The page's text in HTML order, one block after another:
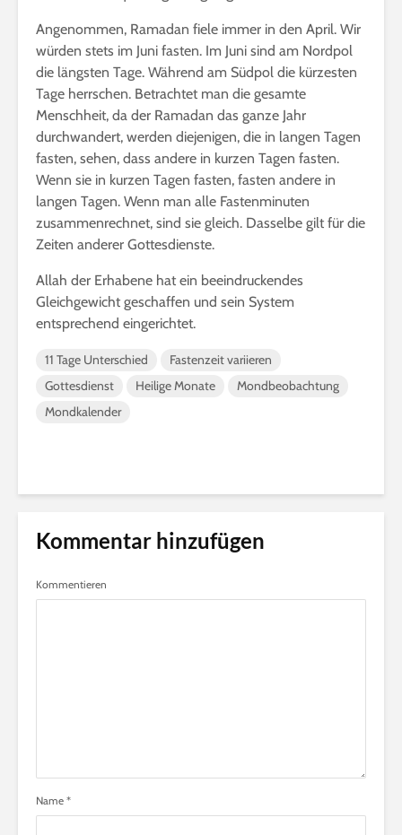
Angenommen, Ramadan fiele immer in den April. Wir
würden stets im Juni fasten. Im Juni sind am Nordpol
die längsten Tage. Während am Südpol die kürzesten
Tage herrschen. Betrachtet man die gesamte
Menschheit, da der Ramadan das ganze Jahr
durchwandert, werden diejenigen, die in langen Tagen
fasten, sehen, dass andere in kurzen Tagen fasten.
Wenn sie in kurzen Tagen fasten, fasten andere in
langen Tagen. Wenn man alle Fastenminuten
zusammenrechnet, sind sie gleich. Dasselbe gilt für die
Zeiten anderer Gottesdienste.
Allah der Erhabene hat ein beeindruckendes
Gleichgewicht geschaffen und sein System
entsprechend eingerichtet.
11 Tage Unterschied
Fastenzeit variieren
Gottesdienst
Heilige Monate
Mondbeobachtung
Mondkalender
Kommentar hinzufügen
Kommentieren
Name *